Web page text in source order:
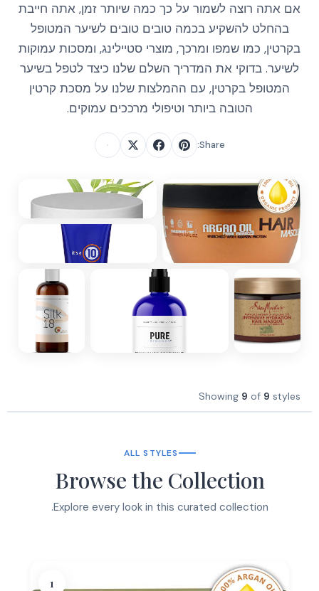
אם אתה רוצה לשמור על כך כמה שיותר זמן, אתה חייבת
בהחלט להשקיע בכמה טובים טובים לשיער המטופל
בקרטין, כמו שמפו ומרכך, מוצרי סטיילינג, ומסכות עמוקות
לשיער. בדוקי את המדריך השלם שלנו כיצד לטפל בשיער
המטופל בקרטין, עם ההמלצות שלנו על מסכת קרטין
הטובה ביותר וטיפולי מרככים עמוקים.
Share:
Showing 9 of 9 styles
ALL STYLES
Browse the Collection
Explore every look in this curated collection.
1